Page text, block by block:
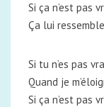
Si ça n’est pas
Ça lui
Si tu n’es pas
Quand je
Si ça n’est pas